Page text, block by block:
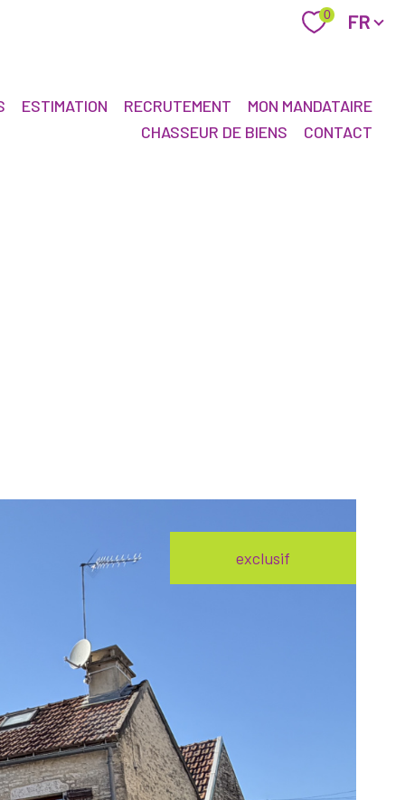
0 Langue
FR
ESTIMATION RECRUTEMENT
MON MANDATAIRE
CHASSEUR DE BIENS
CONTACT
exclusif